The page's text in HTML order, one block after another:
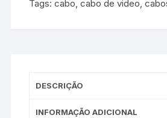
Tags:cabo,cabo de video,
DESCRIÇÃO
INFORMAÇÃO ADICIONAL